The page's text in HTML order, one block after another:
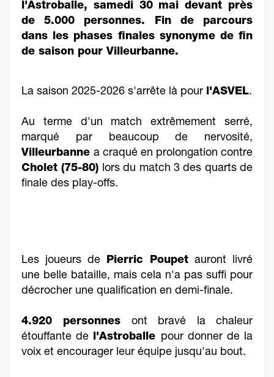
l'Astroballe, samedi 30 mai devant près
de 5.000 personnes. Fin de parcours
dans les phases finales synonyme de fin
de saison pour Villeurbanne.
La saison 2025-2026 s'arrête là pour l'ASVEL.
Au terme d'un match extrêmement serré,
marqué par beaucoup de nervosité,
Villeurbanne a craqué en prolongation contre
Cholet (75-80) lors du match 3 des quarts de
finale des play-offs.
Les joueurs de Pierric Poupet auront livré
une belle bataille, mais cela n'a pas suffi pour
décrocher une qualification en demi-finale.
4.920 personnes ont bravé la chaleur
étouffante de l'Astroballe pour donner de la
voix et encourager leur équipe jusqu'au bout.